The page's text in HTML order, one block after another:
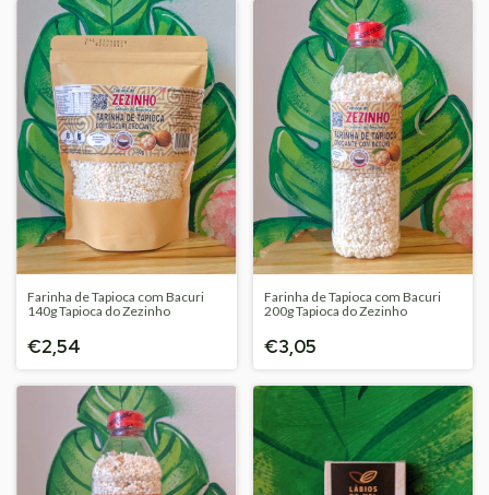
Farinha de Tapioca com Bacuri
140g Tapioca do Zezinho
€2,54
Farinha de Tapioca com Bacuri
200g Tapioca do Zezinho
€3,05